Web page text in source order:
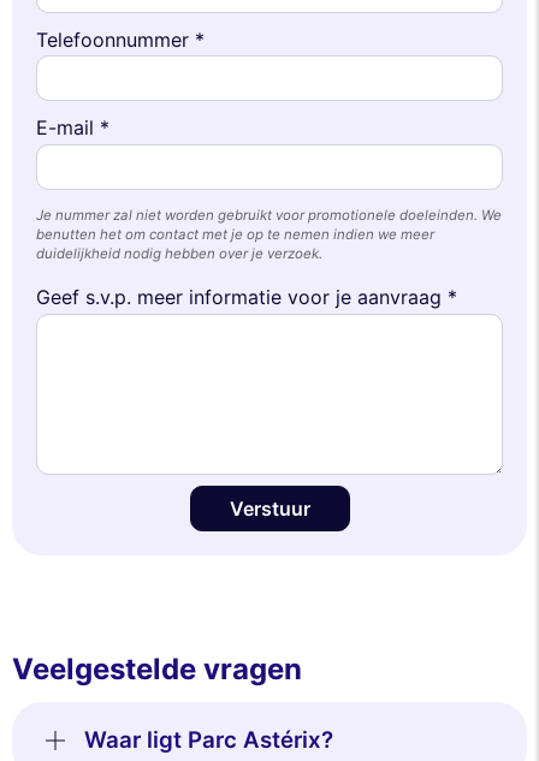
Telefoonnummer *
E-mail *
Je nummer zal niet worden gebruikt voor promotionele doeleinden. We
benutten het om contact met je op te nemen indien we meer
duidelijkheid nodig hebben over je verzoek.
Geef s.v.p. meer informatie voor je aanvraag *
Verstuur
Veelgestelde vragen
Waar ligt Parc Astérix?